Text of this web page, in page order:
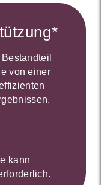
von einer
kann